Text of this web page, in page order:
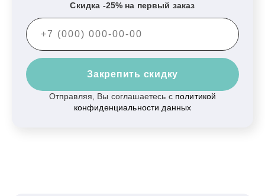
Скидка -25% на первый заказ
Закрепить скидку
Отправляя, Вы соглашаетесь с политикой
конфиденциальности данных